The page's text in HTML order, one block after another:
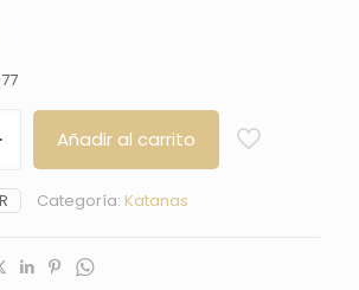
Añadir al carrito
Categoría: Katanas